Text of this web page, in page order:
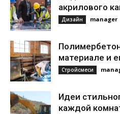
акрилового
Дизайн manager
материале и
Стройсмеси
Идеи
каждой